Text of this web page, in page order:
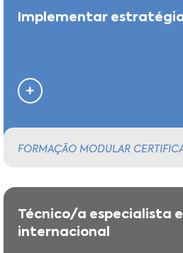
Implementar
FORMAÇÃO MODULAR
Técnico/a especialista
internacional